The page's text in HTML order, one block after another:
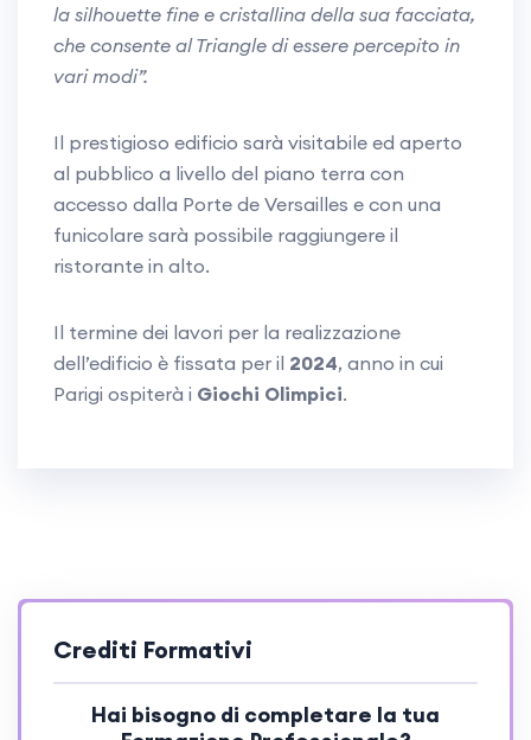
la silhouette fine e cristallina della sua facciata,
che consente al Triangle di essere percepito in
vari modi”.
Il prestigioso edificio sarà visitabile ed aperto
al pubblico a livello del piano terra con
accesso dalla Porte de Versailles e con una
funicolare sarà possibile raggiungere il
ristorante in alto.
Il termine dei lavori per la realizzazione
dell’edificio è fissata per il 2024, anno in cui
Parigi ospiterà i Giochi Olimpici.
Crediti Formativi
Hai bisogno di completare la tua